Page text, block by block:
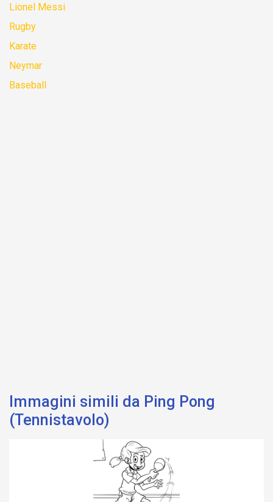
Lionel Messi
Rugby
Karate
Neymar
Baseball
Immagini simili da Ping Pong
(Tennistavolo)